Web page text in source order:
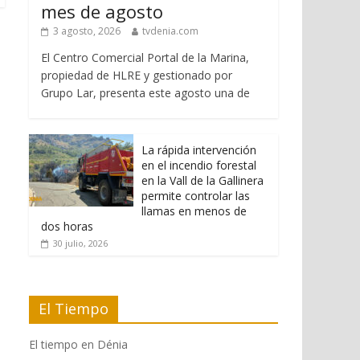
mes de agosto
3 agosto, 2026 tvdenia.com
El Centro Comercial Portal de la Marina,
propiedad de HLRE y gestionado por
Grupo Lar, presenta este agosto una de
La rápida intervención
en el incendio forestal
en la Vall de la Gallinera
permite controlar las
llamas en menos de
dos horas
30 julio, 2026
El Tiempo
El tiempo en Dénia